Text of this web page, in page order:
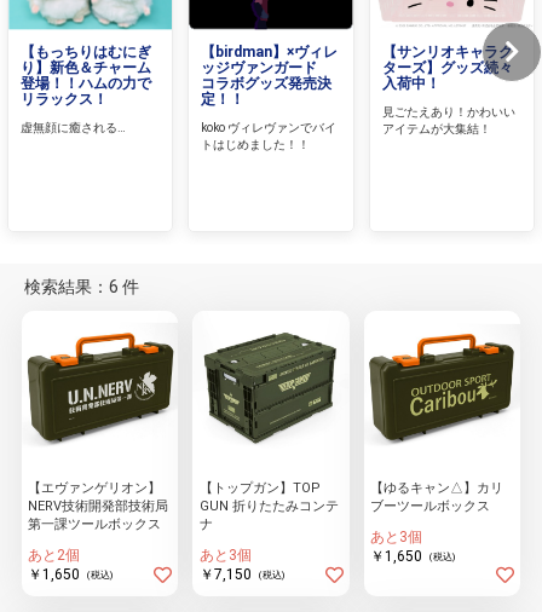
【もっちりはむにぎ
り】新色＆チャーム
登場！！ハムの力で
リラックス！
虚無顔に癒される…
【birdman】×ヴィレ
ッジヴァンガード
コラボグッズ発売決
定！！
koko ヴィレヴァンでバイ
トはじめました！！
【サンリオキャラク
ターズ】グッズ続々
入荷中！
見ごたえあり！かわいい
アイテムが大集結！
検索結果：6 件
【エヴァンゲリオン】
NERV技術開発部技術局
第一課ツールボックス
あと2個
￥1,650
(税込)
【トップガン】TOP
GUN 折りたたみコンテ
ナ
あと3個
￥7,150
(税込)
【ゆるキャン△】カリ
ブーツールボックス
あと3個
￥1,650
(税込)
イラストレ
ーター
アダルトグ
ッズ